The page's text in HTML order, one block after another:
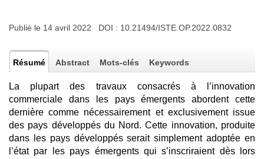
Publié le 14 avril 2022 DOI : 10.21494/ISTE.OP.2022.0832
Résumé Abstract Mots-clés Keywords
La plupart des travaux consacrés à l’innovation
commerciale dans les pays émergents abordent cette
dernière comme nécessairement et exclusivement issue
des pays développés du Nord. Cette innovation, produite
dans les pays développés serait simplement adoptée en
l’état par les pays émergents qui s’inscriraient dès lors